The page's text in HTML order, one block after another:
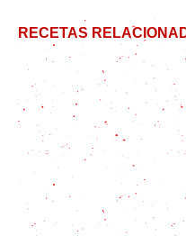
RECETAS
Paté casero: receta
trucos
Profiteroles salados: